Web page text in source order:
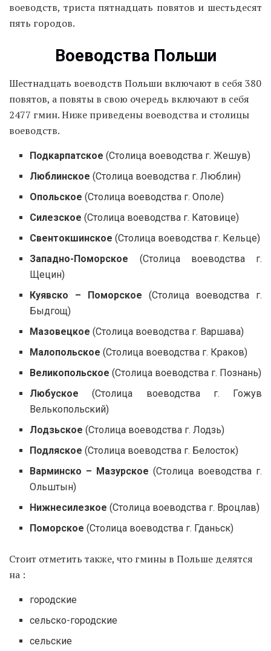
воеводств, триста пятнадцать повятов и шестьдесят
пять городов.
Воеводства Польши
Шестнадцать воеводств Польши включают в себя 380
повятов, а повяты в свою очередь включают в себя
2477 гмин. Ниже приведены воеводства и столицы
воеводств.
Подкарпатское (Столица воеводства г. Жешув)
Люблинское (Столица воеводства г. Люблин)
Опольское (Столица воеводства г. Ополе)
Силезское (Столица воеводства г. Катовице)
Свентокшинское (Столица воеводства г. Кельце)
Западно-Поморское (Столица воеводства г.
Щецин)
Куявско – Поморское (Столица воеводства г.
Быдгощ)
Мазовецкое (Столица воеводства г. Варшава)
Малопольское (Столица воеводства г. Краков)
Великопольское (Столица воеводства г. Познань)
Любуское (Столица воеводства г. Гожув
Велькопольский)
Лодзьское (Столица воеводства г. Лодзь)
Подляское (Столица воеводства г. Белосток)
Варминско – Мазурское (Столица воеводства г.
Ольштын)
Нижнесилезкое (Столица воеводства г. Вроцлав)
Поморское (Столица воеводства г. Гданьск)
Стоит отметить также, что гмины в Польше делятся
на :
городские
сельско-городские
сельские